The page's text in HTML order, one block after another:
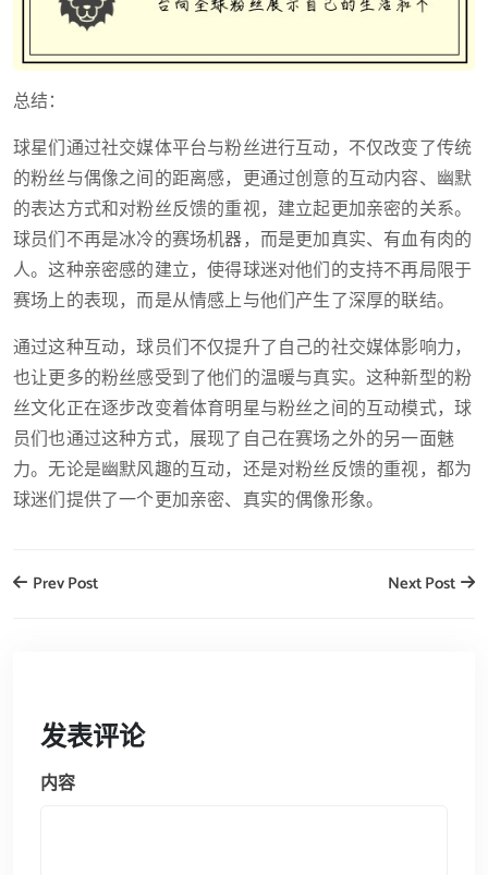
总结：
球星们通过社交媒体平台与粉丝进行互动，不仅改变了传统
的粉丝与偶像之间的距离感，更通过创意的互动内容、幽默
的表达方式和对粉丝反馈的重视，建立起更加亲密的关系。
球员们不再是冰冷的赛场机器，而是更加真实、有血有肉的
人。这种亲密感的建立，使得球迷对他们的支持不再局限于
赛场上的表现，而是从情感上与他们产生了深厚的联结。
通过这种互动，球员们不仅提升了自己的社交媒体影响力，
也让更多的粉丝感受到了他们的温暖与真实。这种新型的粉
丝文化正在逐步改变着体育明星与粉丝之间的互动模式，球
员们也通过这种方式，展现了自己在赛场之外的另一面魅
力。无论是幽默风趣的互动，还是对粉丝反馈的重视，都为
球迷们提供了一个更加亲密、真实的偶像形象。
Prev Post Next Post
发表评论
内容